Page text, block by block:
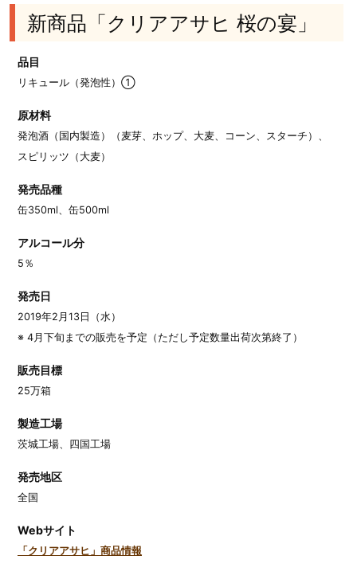
新商品「クリアアサヒ 桜の宴」
品目
リキュール（発泡性）①
原材料
発泡酒（国内製造）（麦芽、ホップ、大麦、コーン、スターチ）、
スピリッツ（大麦）
発売品種
缶350ml、缶500ml
アルコール分
5％
発売日
2019年2月13日（水）
※ 4月下旬までの販売を予定（ただし予定数量出荷次第終了）
販売目標
25万箱
製造工場
茨城工場、四国工場
発売地区
全国
Webサイト
「クリアアサヒ」商品情報